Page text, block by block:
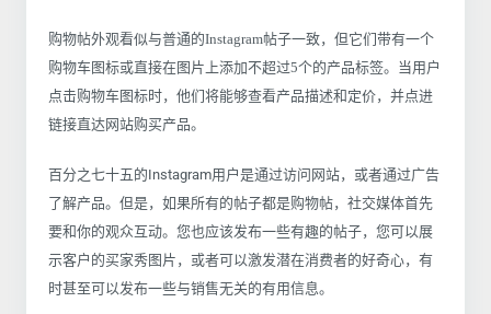
购物帖外观看似与普通的Instagram帖子一致，但它们带有一个
购物车图标或直接在图片上添加不超过5个的产品标签。当用户
点击购物车图标时，他们将能够查看产品描述和定价，并点进
链接直达网站购买产品。
百分之七十五的Instagram用户是通过访问网站，或者通过广告
了解产品。但是，如果所有的帖子都是购物帖，社交媒体首先
要和你的观众互动。您也应该发布一些有趣的帖子，您可以展
示客户的买家秀图片，或者可以激发潜在消费者的好奇心，有
时甚至可以发布一些与销售无关的有用信息。